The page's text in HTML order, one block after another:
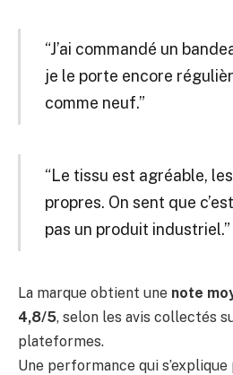
“J’ai commandé un
je le porte encore
comme neuf.”
“Le tissu est agréable,
propres. On sent que
pas un produit industriel.”
La marque obtient une note
4,8/5, selon les avis collectés
plateformes.
Une performance qui s’explique